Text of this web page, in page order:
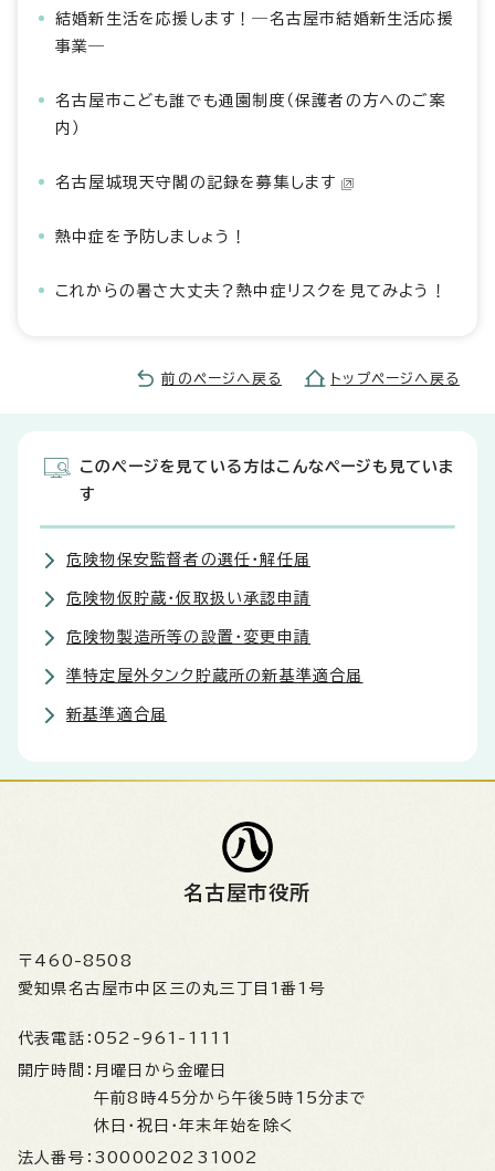
結婚新生活を応援します！―名古屋市結婚新生活応援
事業―
名古屋市こども誰でも通園制度（保護者の方へのご案
内）
名古屋城現天守閣の記録を募集します
熱中症を予防しましょう！
これからの暑さ大丈夫？熱中症リスクを見てみよう！
前のページへ戻る トップページへ戻る
このページを見ている方はこんなページも見ていま
す
危険物保安監督者の選任・解任届
危険物仮貯蔵・仮取扱い承認申請
危険物製造所等の設置・変更申請
準特定屋外タンク貯蔵所の新基準適合届
新基準適合届
名古屋市役所
〒460-8508
愛知県名古屋市中区三の丸三丁目1番1号
代表電話： 052-961-1111
開庁時間： 月曜日から金曜日
午前8時45分から午後5時15分まで
休日・祝日・年末年始を除く
法人番号： 3000020231002